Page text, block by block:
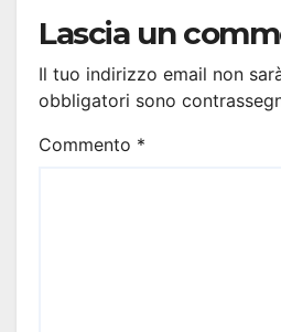
Lascia un
Il tuo indirizzo email non
obbligatori sono
Commento *